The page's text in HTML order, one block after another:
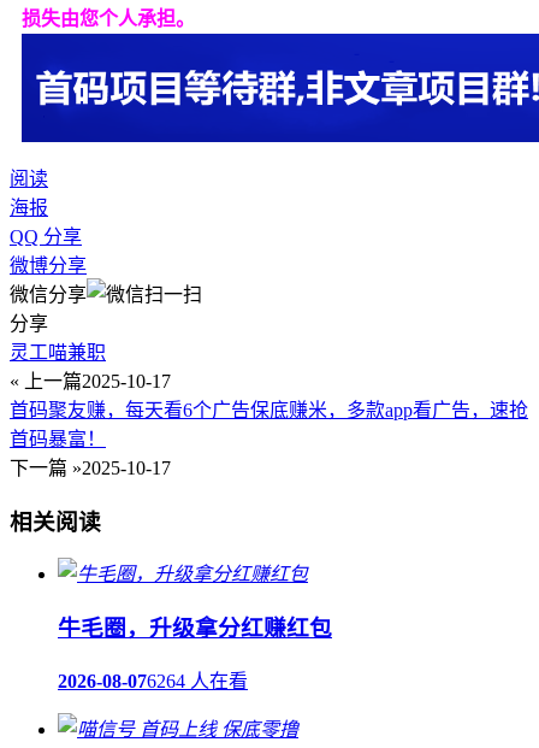
损失由您个人承担。
阅读
海报
QQ 分享
微博分享
微信分享
分享
灵工喵兼职
« 上一篇2025-10-17
首码聚友赚，每天看6个广告保底赚米，多款app看广告，速抢
首码暴富！
下一篇 »2025-10-17
相关阅读
牛毛圈，升级拿分红赚红包
2026-08-076264 人在看